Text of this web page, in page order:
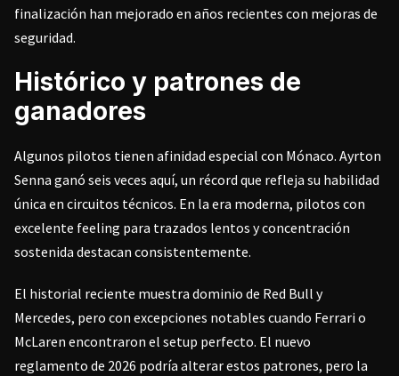
finalización han mejorado en años recientes con mejoras de
seguridad.
Histórico y patrones de
ganadores
Algunos pilotos tienen afinidad especial con Mónaco. Ayrton
Senna ganó seis veces aquí, un récord que refleja su habilidad
única en circuitos técnicos. En la era moderna, pilotos con
excelente feeling para trazados lentos y concentración
sostenida destacan consistentemente.
El historial reciente muestra dominio de Red Bull y
Mercedes, pero con excepciones notables cuando Ferrari o
McLaren encontraron el setup perfecto. El nuevo
reglamento de 2026 podría alterar estos patrones, pero la